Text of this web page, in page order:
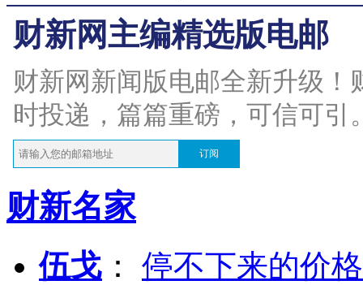
财新网主编精选版电邮
财新网新闻版电邮全新升级
时投递，篇篇重磅，可信可引
订阅
财新名家
伍戈 ： 停不下来的价